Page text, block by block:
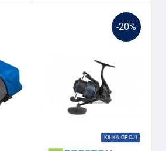
-20%
KILKA OPCJI